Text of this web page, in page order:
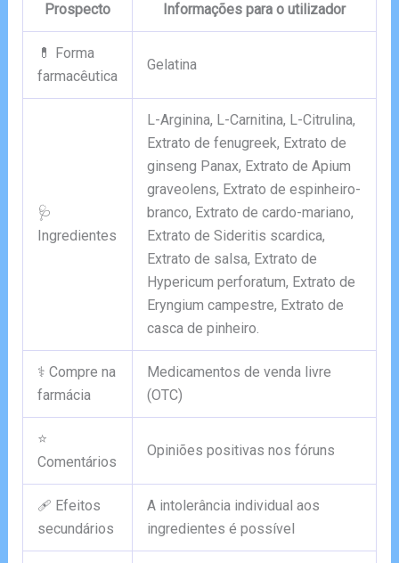
Prospecto Informações para o utilizador
💊 Forma
farmacêutica
Gelatina
🩺
Ingredientes
L-Arginina, L-Carnitina, L-Citrulina,
Extrato de fenugreek, Extrato de
ginseng Panax, Extrato de Apium
graveolens, Extrato de espinheiro-
branco, Extrato de cardo-mariano,
Extrato de Sideritis scardica,
Extrato de salsa, Extrato de
Hypericum perforatum, Extrato de
Eryngium campestre, Extrato de
casca de pinheiro.
⚕️ Compre na
farmácia
Medicamentos de venda livre
(OTC)
⭐
Comentários
Opiniões positivas nos fóruns
🩹 Efeitos
secundários
A intolerância individual aos
ingredientes é possível